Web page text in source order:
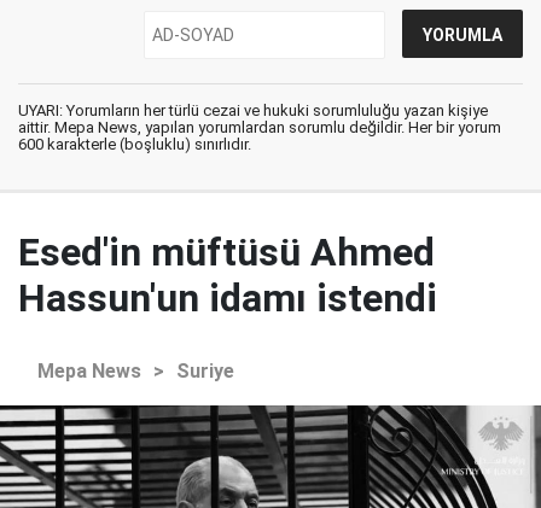
UYARI: Yorumların her türlü cezai ve hukuki sorumluluğu yazan kişiye
aittir. Mepa News, yapılan yorumlardan sorumlu değildir. Her bir yorum
600 karakterle (boşluklu) sınırlıdır.
Esed'in müftüsü Ahmed
Hassun'un idamı istendi
Mepa News > Suriye